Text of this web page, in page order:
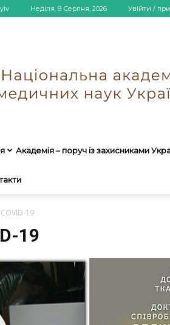
Неділя, 9 Серпня, 2026 Увійти /
Академія – поруч із захисниками
COVID-19
19